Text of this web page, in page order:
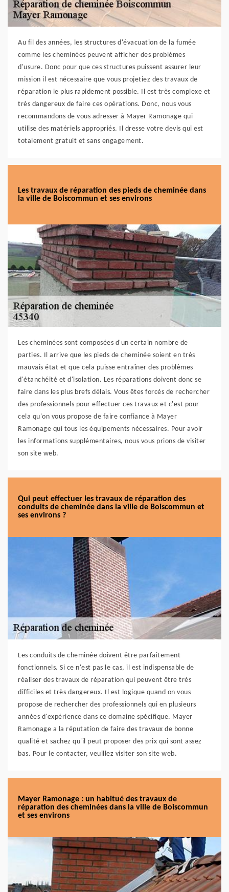
Au fil des années, les structures d'évacuation de la fumée
comme les cheminées peuvent afficher des problèmes
d'usure. Donc pour que ces structures puissent assurer leur
mission il est nécessaire que vous projetiez des travaux de
réparation le plus rapidement possible. Il est très complexe et
très dangereux de faire ces opérations. Donc, nous vous
recommandons de vous adresser à Mayer Ramonage qui
utilise des matériels appropriés. Il dresse votre devis qui est
totalement gratuit et sans engagement.
Les travaux de réparation des pieds de cheminée dans
la ville de Boiscommun et ses environs
Les cheminées sont composées d'un certain nombre de
parties. Il arrive que les pieds de cheminée soient en très
mauvais état et que cela puisse entraîner des problèmes
d'étanchéité et d'isolation. Les réparations doivent donc se
faire dans les plus brefs délais. Vous êtes forcés de rechercher
des professionnels pour effectuer ces travaux et c'est pour
cela qu'on vous propose de faire confiance à Mayer
Ramonage qui tous les équipements nécessaires. Pour avoir
les informations supplémentaires, nous vous prions de visiter
son site web.
Qui peut effectuer les travaux de réparation des
conduits de cheminée dans la ville de Boiscommun et
ses environs ?
Les conduits de cheminée doivent être parfaitement
fonctionnels. Si ce n'est pas le cas, il est indispensable de
réaliser des travaux de réparation qui peuvent être très
difficiles et très dangereux. Il est logique quand on vous
propose de rechercher des professionnels qui en plusieurs
années d'expérience dans ce domaine spécifique. Mayer
Ramonage a la réputation de faire des travaux de bonne
qualité et sachez qu'il peut proposer des prix qui sont assez
bas. Pour le contacter, veuillez visiter son site web.
Mayer Ramonage : un habitué des travaux de
réparation des cheminées dans la ville de Boiscommun
et ses environs